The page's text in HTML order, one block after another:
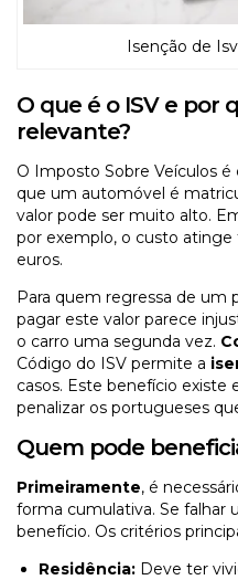
Isenção de Isv
O que é o ISV e por
relevante?
O Imposto Sobre Veículos
que um automóvel é
valor pode ser muito alto.
por exemplo, o custo
euros.
Para quem regressa de um
pagar este valor parece
o carro uma segunda vez.
Código do ISV permite a
casos. Este benefício existe
penalizar os portugueses
Quem pode
Primeiramente, é
forma cumulativa. Se falhar
benefício. Os critérios
Residência: Deve ter